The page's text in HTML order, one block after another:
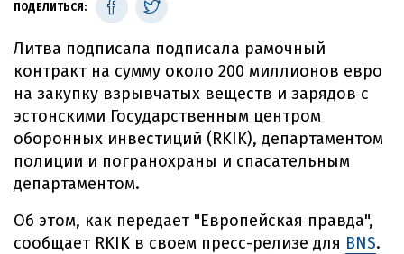
ПОДЕЛИТЬСЯ:
Литва подписала подписала рамочный
контракт на сумму около 200 миллионов евро
на закупку взрывчатых веществ и зарядов с
эстонскими Государственным центром
оборонных инвестиций (RKIK), департаментом
полиции и погранохраны и спасательным
департаментом.
Об этом, как передает "Европейская правда",
сообщает RKIK в своем пресс-релизе для BNS.